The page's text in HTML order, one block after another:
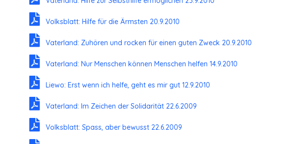
Volksblatt: Hilfe für die Ärmsten 20.9.2010
Vaterland: Zuhören und rocken für einen guten Zweck 20.9.2010
Vaterland: Nur Menschen können Menschen helfen 14.9.2010
Liewo: Erst wenn ich helfe, geht es mir gut 12.9.2010
Vaterland: Im Zeichen der Solidarität 22.6.2009
Volksblatt: Spass, aber bewusst 22.6.2009